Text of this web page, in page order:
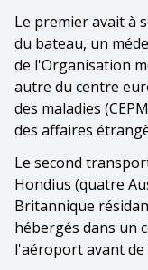
Le premier avait à
du bateau, un
de l'Organisation
autre du centre
des maladies
des affaires
Le second
Hondius (quatre
Britannique
hébergés dans un
l'aéroport avant